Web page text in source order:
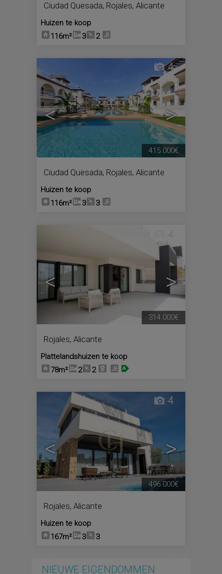
Ciudad Quesada, Rojales, Alicante
Huizen te koop
116m²
3 2
< >
4
Ciudad Quesada, Rojales, Alicante
Huizen te koop
116m²
3 3
415.000€
< >
4
Rojales, Alicante
Plattelandshuizen te koop
78m²
2 2
314.000€
< >
4
Rojales, Alicante
Huizen te koop
167m²
3 3
496.000€
NIEUWE EIGENDOMMEN